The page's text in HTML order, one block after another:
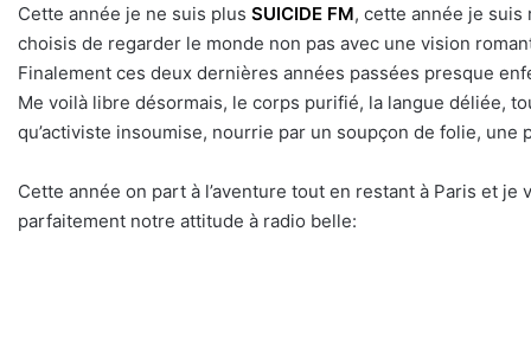
Cette année je ne suis plus SUICIDE FM, cette année je suis
choisis de regarder le monde non pas avec une vision
Finalement ces deux dernières années passées presque
Me voilà libre désormais, le corps purifié, la langue déliée,
qu’activiste insoumise, nourrie par un soupçon de folie,
Cette année on part à l’aventure tout en restant à Paris et
parfaitement notre attitude à radio belle: